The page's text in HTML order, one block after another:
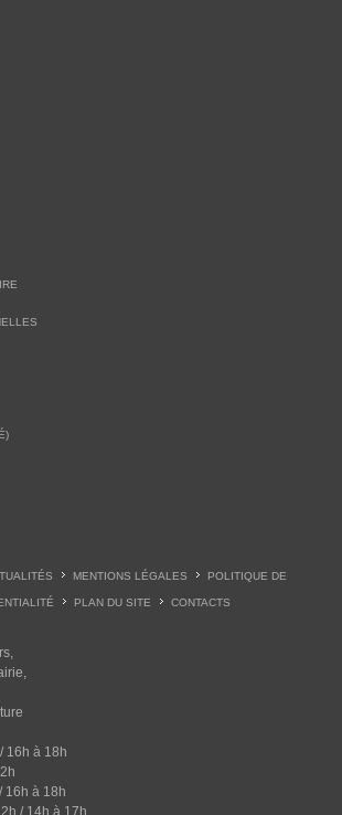
MENTIONS LÉGALES POLITIQUE DE
PLAN DU SITE CONTACTS
16h à 18h
16h à 18h
/ 14h à 17h